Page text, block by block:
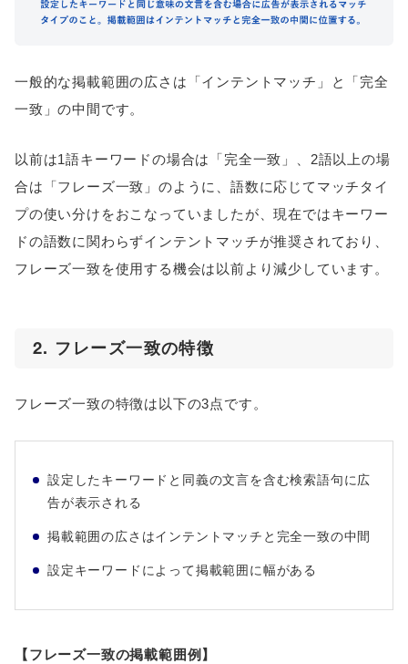
一般的な掲載範囲の広さは「インテントマッチ」と「完全
一致」の中間です。
以前は1語キーワードの場合は「完全一致」、2語以上の場
合は「フレーズ一致」のように、語数に応じてマッチタイ
プの使い分けをおこなっていましたが、現在ではキーワー
ドの語数に関わらずインテントマッチが推奨されており、
フレーズ一致を使用する機会は以前より減少しています。
2. フレーズ一致の特徴
フレーズ一致の特徴は以下の3点です。
設定したキーワードと同義の文言を含む検索語句に広
告が表示される
掲載範囲の広さはインテントマッチと完全一致の中間
設定キーワードによって掲載範囲に幅がある
【フレーズ一致の掲載範囲例】